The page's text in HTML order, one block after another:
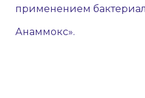
применением
Анаммокс».